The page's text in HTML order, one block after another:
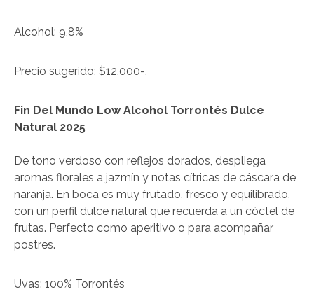
Alcohol: 9,8%
Precio sugerido: $12.000-.
Fin Del Mundo Low Alcohol Torrontés Dulce
Natural 2025
De tono verdoso con reflejos dorados, despliega
aromas florales a jazmín y notas cítricas de cáscara de
naranja. En boca es muy frutado, fresco y equilibrado,
con un perfil dulce natural que recuerda a un cóctel de
frutas. Perfecto como aperitivo o para acompañar
postres.
Uvas: 100% Torrontés